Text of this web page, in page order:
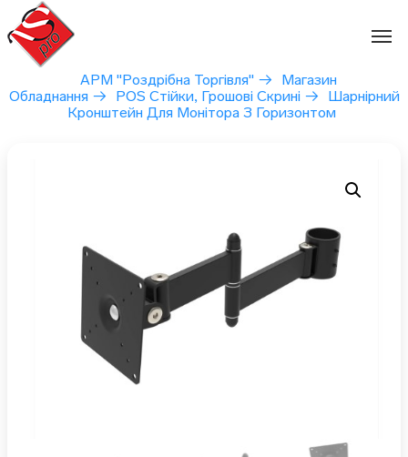
Перейти
вмісту
АРМ "Роздрібна Торгівля" →
Магазин
Обладнання → POS Стійки, Грошові Скрині →
Шарнірний
Кронштейн Для Монітора З Горизонтом